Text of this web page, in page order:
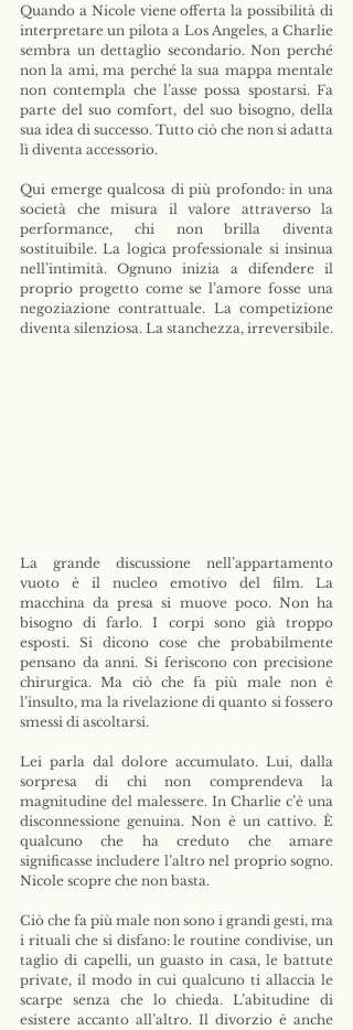
Quando a Nicole viene offerta la possibilità di
interpretare un pilota a Los Angeles, a Charlie
sembra un dettaglio secondario. Non perché
non la ami, ma perché la sua mappa mentale
non contempla che l’asse possa spostarsi. Fa
parte del suo comfort, del suo bisogno, della
sua idea di successo. Tutto ciò che non si adatta
lì diventa accessorio.
Qui emerge qualcosa di più profondo: in una
società che misura il valore attraverso la
performance, chi non brilla diventa
sostituibile. La logica professionale si insinua
nell’intimità. Ognuno inizia a difendere il
proprio progetto come se l’amore fosse una
negoziazione contrattuale. La competizione
diventa silenziosa. La stanchezza, irreversibile.
La grande discussione nell’appartamento
vuoto è il nucleo emotivo del film. La
macchina da presa si muove poco. Non ha
bisogno di farlo. I corpi sono già troppo
esposti. Si dicono cose che probabilmente
pensano da anni. Si feriscono con precisione
chirurgica. Ma ciò che fa più male non è
l’insulto, ma la rivelazione di quanto si fossero
smessi di ascoltarsi.
Lei parla dal dolore accumulato. Lui, dalla
sorpresa di chi non comprendeva la
magnitudine del malessere. In Charlie c’è una
disconnessione genuina. Non è un cattivo. È
qualcuno che ha creduto che amare
significasse includere l’altro nel proprio sogno.
Nicole scopre che non basta.
Ciò che fa più male non sono i grandi gesti, ma
i rituali che si disfano: le routine condivise, un
taglio di capelli, un guasto in casa, le battute
private, il modo in cui qualcuno ti allaccia le
scarpe senza che lo chieda. L’abitudine di
esistere accanto all’altro. Il divorzio è anche